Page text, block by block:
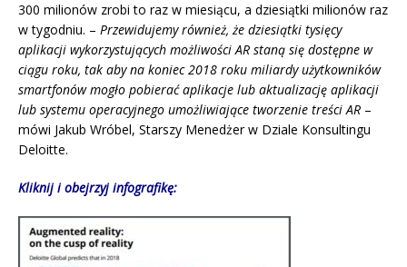
300 milionów zrobi to raz w miesiącu, a dziesiątki milionów raz
w tygodniu. – Przewidujemy również, że dziesiątki tysięcy
aplikacji wykorzystujących możliwości AR staną się dostępne w
ciągu roku, tak aby na koniec 2018 roku miliardy użytkowników
smartfonów mogło pobierać aplikacje lub aktualizację aplikacji
lub systemu operacyjnego umożliwiające tworzenie treści AR –
mówi Jakub Wróbel, Starszy Menedżer w Dziale Konsultingu
Deloitte.
Kliknij i obejrzyj infografikę: